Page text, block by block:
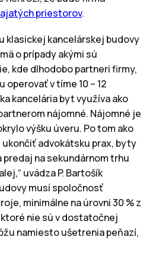
priestorov.
klasickej kancelárskej budovy
o prípady akými sú
kde dlhodobo partneri firmy,
operovať v tíme 10 – 12
kancelária byt využíva ako
nájomné. Nájomné je
výšku úveru. Po tom ako
advokátsku prax, byty
na sekundárnom trhu
uvádza P. Bartošík
musí spoločnosť
minimálne na úrovni 30 % z
nie sú v dostatočnej
namiesto ušetrenia peňazí,